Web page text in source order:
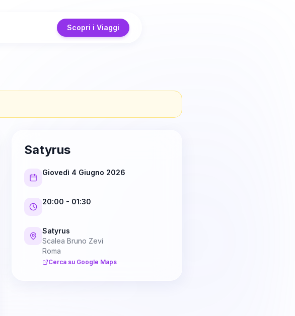
Scopri i Viaggi
Satyrus
Giovedì 4 Giugno 2026
20:00 - 01:30
Satyrus
Scalea Bruno Zevi
Roma
Cerca su Google Maps